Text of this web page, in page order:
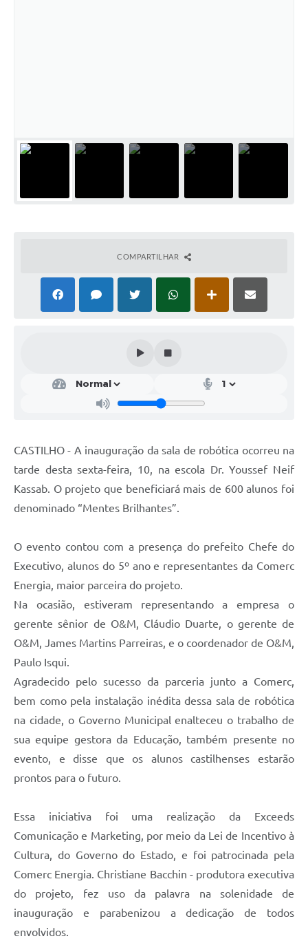
Notícias
Projetos
COMPARTILHAR
CASTILHO - A inauguração da sala de robótica ocorreu na
tarde desta sexta-feira, 10, na escola Dr. Youssef Neif
Kassab. O projeto que beneficiará mais de 600 alunos foi
denominado “Mentes Brilhantes”.
O evento contou com a presença do prefeito Chefe do
Executivo, alunos do 5º ano e representantes da Comerc
Energia, maior parceira do projeto.
Na ocasião, estiveram representando a empresa o
gerente sênior de O&M, Cláudio Duarte, o gerente de
O&M, James Martins Parreiras, e o coordenador de O&M,
Paulo Isqui.
Agradecido pelo sucesso da parceria junto a Comerc,
bem como pela instalação inédita dessa sala de robótica
na cidade, o Governo Municipal enalteceu o trabalho de
sua equipe gestora da Educação, também presente no
evento, e disse que os alunos castilhenses estarão
prontos para o futuro.
Essa iniciativa foi uma realização da Exceeds
Comunicação e Marketing, por meio da Lei de Incentivo à
Cultura, do Governo do Estado, e foi patrocinada pela
Comerc Energia. Christiane Bacchin - produtora executiva
do projeto, fez uso da palavra na solenidade de
inauguração e parabenizou a dedicação de todos
envolvidos.